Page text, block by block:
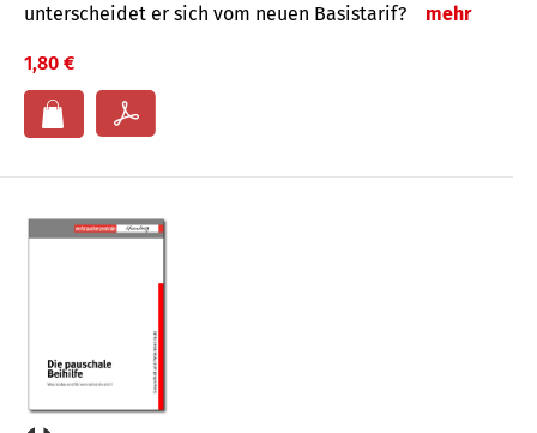
unterscheidet er sich vom neuen Basistarif?
mehr
1,80 €